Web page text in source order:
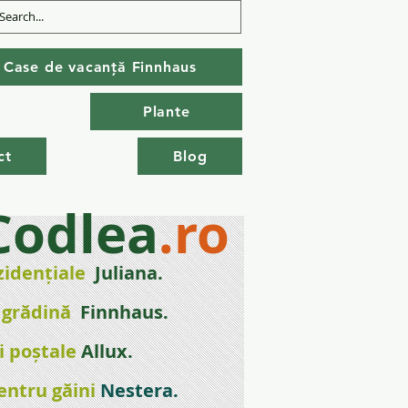
Case de vacanță Finnhaus
Plante
Blog
.ro
e Juliana.
ădină Finnhaus.
poștaleAllux.
găiniNestera.